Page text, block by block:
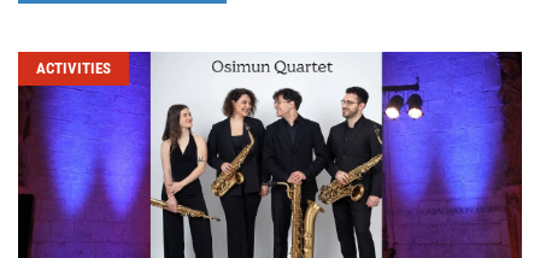
ACTIVITIES